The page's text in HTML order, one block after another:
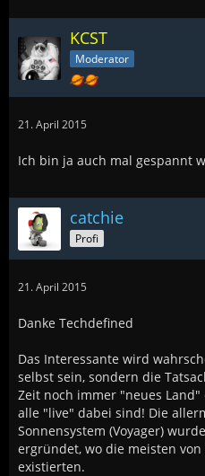
KCST
Moderator
21. April 2015
Ich bin ja auch mal gespannt
catchie
Profi
21. April 2015
Danke Techdefined
Das Interessante wird
selbst sein, sondern die
Zeit noch immer "neues
alle "live" dabei sind! Die
Sonnensystem (Voyager)
ergründet, wo die meisten
existierten.